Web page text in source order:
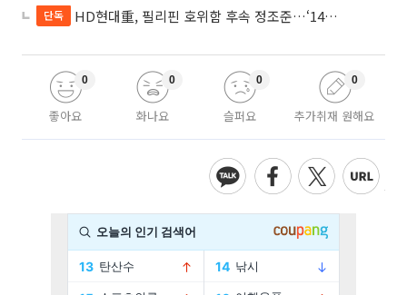
단독 HD현대重, 필리핀 호위함 후속 정조준…‘14척+α’ 싹쓸이 노린다
좋아요
0
화나요
0
슬퍼요
0
추가취재 원해요
0